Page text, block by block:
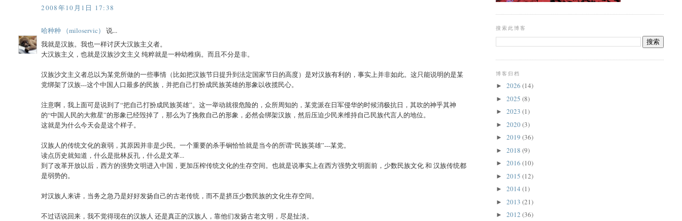
2008年10月1日 17:38
哈种种 （miloservic）
说...
我就是汉族。我也一样讨厌大汉族主义者。
大汉族主义，也就是汉族沙文主义 纯粹就是一种幼稚病。而且不分是非。
汉族沙文主义者总以为某党所做的一些事情（比如把汉族节日提升到法定国家节日的高度）是对汉族有利的，事实上并非如此。这只能说明的是某
党绑架了汉族---这个中国人口最多的民族，并把自己打扮成民族英雄的形象以收揽民心。
注意啊，我上面可是说到了“把自己打扮成民族英雄”。这一举动就很危险的，众所周知的，某党派在日军侵华的时候消极抗日，其吹的神乎其神
的“中国人民的大救星”的形象已经毁掉了，那么为了挽救自己的形象，必然会绑架汉族，然后压迫少民来维持自己民族代言人的地位。
这就是为什么今天会是这个样子。
汉族人的传统文化的衰弱，其原因并非是少民。一个重要的杀手锏恰恰就是当今的所谓“民族英雄”---某党。
读点历史就知道，什么是批林反孔，什么是文革...
到了改革开放以后，西方的强势文明进入中国，更加压榨传统文化的生存空间。也就是说事实上在西方强势文明面前，少数民族文化 和 汉族传统都
是弱势的。
对汉族人来讲，当务之急乃是好好发扬自己的古老传统，而不是挤压少数民族的文化生存空间。
不过话说回来，我不觉得现在的汉族人 还是真正的汉族人，靠他们发扬古老文明，尽是扯淡。
搜索此博客
博客归档
► 2026 (14)
► 2025 (8)
► 2023 (1)
► 2020(3)
► 2019 (36)
► 2018 (9)
► 2016 (10)
► 2015 (12)
► 2014 (1)
► 2013 (21)
► 2012 (36)